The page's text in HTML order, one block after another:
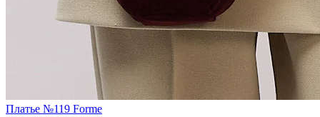
Платье №119 Forme